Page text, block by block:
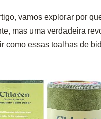
vamos explorar por
mas uma verdadeira
como essas toalhas de